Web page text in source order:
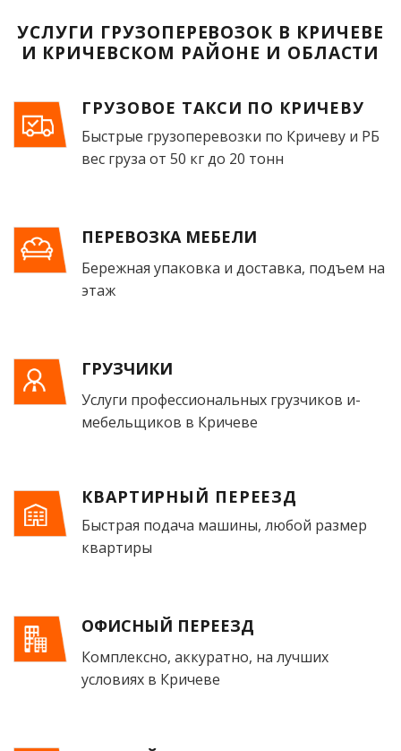
УСЛУГИ ГРУЗОПЕРЕВОЗОК В КРИЧЕВЕ
И КРИЧЕВСКОМ РАЙОНЕ И ОБЛАСТИ
ГРУЗОВОЕ ТАКСИ ПО КРИЧЕВУ
Быстрые грузоперевозки по Кричеву и РБ
вес груза от 50 кг до 20 тонн
ПЕРЕВОЗКА МЕБЕЛИ
Бережная упаковка и доставка, подъем на
этаж
ГРУЗЧИКИ
Услуги профессиональных грузчиков и­
мебельщиков в Кричеве
КВАРТИРНЫЙ ПЕРЕЕЗД
Быстрая подача машины, любой размер
квартиры
ОФИСНЫЙ ПЕРЕЕЗД
Комплексно, аккуратно, на лучших
условиях в Кричеве